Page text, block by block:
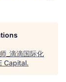
_滴滴国际化
Capital.